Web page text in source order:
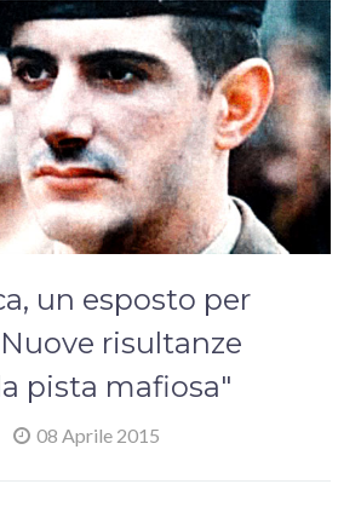
un esposto per
risultanze
pista mafiosa"
08 Aprile 2015